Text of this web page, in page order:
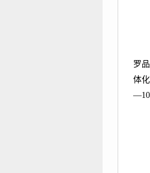
罗
体
—10